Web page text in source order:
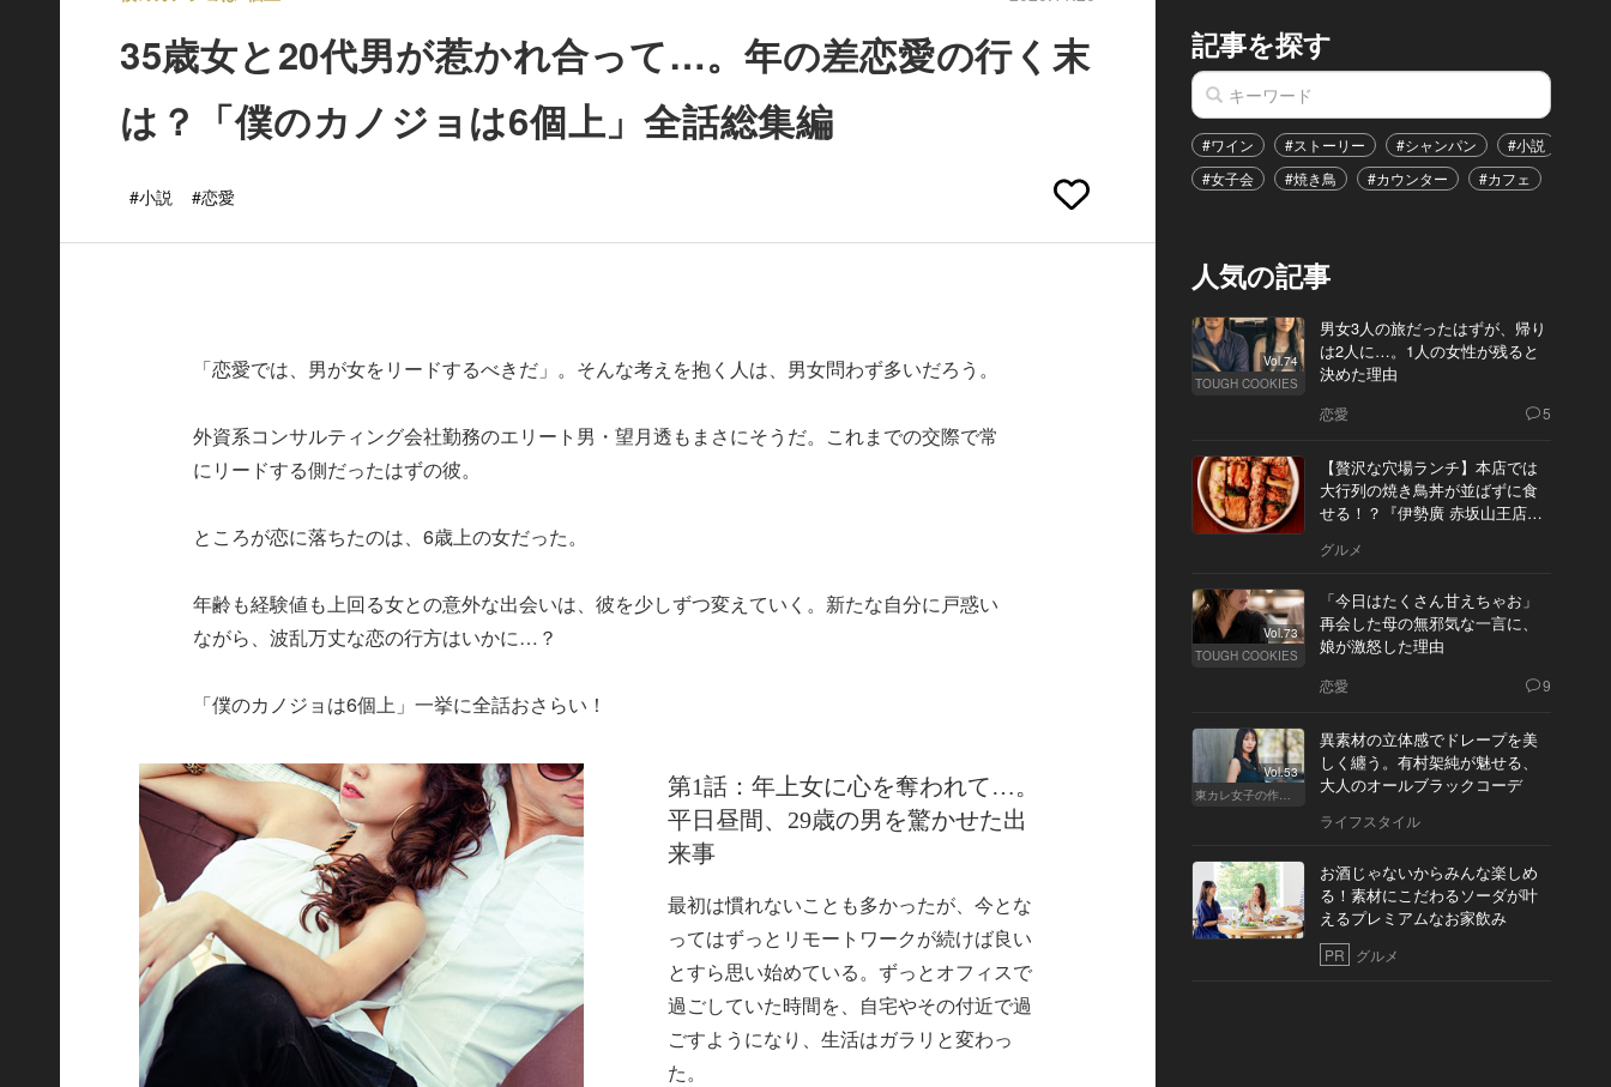
35歳女と20代男が惹かれ合って…。年の差恋愛の行く末
は？「僕のカノジョは6個上」全話総集編
#小説 #恋愛
「恋愛では、男が女をリードするべきだ」。そんな考えを抱く人は、男女問わず多いだろう。
外資系コンサルティング会社勤務のエリート男・望月透もまさにそうだ。これまでの交際で常
にリードする側だったはずの彼。
ところが恋に落ちたのは、6歳上の女だった。
年齢も経験値も上回る女との意外な出会いは、彼を少しずつ変えていく。新たな自分に戸惑い
ながら、波乱万丈な恋の行方はいかに…？
「僕のカノジョは6個上」一挙に全話おさらい！
第1話：年上女に心を奪われて…。
平日昼間、29歳の男を驚かせた出
来事
最初は慣れないことも多かったが、今とな
ってはずっとリモートワークが続けば良い
とすら思い始めている。ずっとオフィスで
過ごしていた時間を、自宅やその付近で過
ごすようになり、生活はガラリと変わっ
た。
記事を探す
#ワイン #ストーリー #シャンパン #小説
#女子会
#焼き鳥 #カウンター #カフェ
人気の記事
Vol.74
TOUGH COOKIES
男女3人の旅だったはずが、帰り
は2人に…。1人の女性が残ると
決めた理由
恋愛 5
【贅沢な穴場ランチ】本店では
大行列の焼き鳥丼が並ばずに食
せる！？『伊勢廣 赤坂山王店』
グルメ
Vol.73
TOUGH COOKIES
「今日はたくさん甘えちゃお」
再会した母の無邪気な一言に、
娘が激怒した理由
恋愛 9
Vol.53
東カレ女子の作り方
異素材の立体感でドレープを美
しく纏う。有村架純が魅せる、
大人のオールブラックコーデ
ライフスタイル
お酒じゃないからみんな楽しめ
る！素材にこだわるソーダが叶
えるプレミアムなお家飲み
PR グルメ